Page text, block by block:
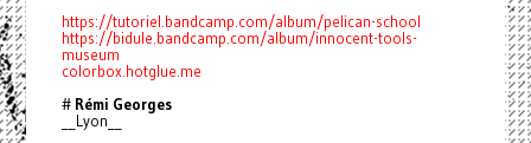
https://tutoriel.bandcamp.com/album/pelican-school
https://bidule.bandcamp.com/album/innocent-tools-
museum
colorbox.hotglue.me
# Rémi Georges
__Lyon__